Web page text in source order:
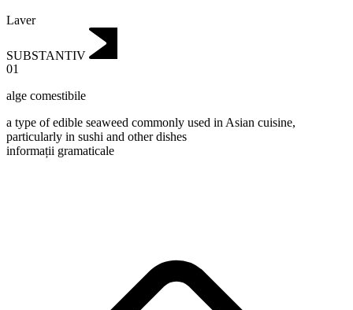
Laver
SUBSTANTIV
01
alge comestibile
a type of edible seaweed commonly used in Asian cuisine,
particularly in sushi and other dishes
informații gramaticale